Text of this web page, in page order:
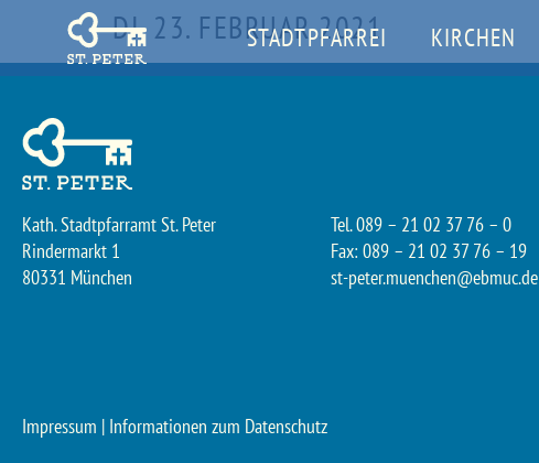
STADTPFARREI KIRCHEN
DI. 23. FEBRUAR 2021
Kath. Stadtpfarramt St. Peter
Rindermarkt 1
80331 München
Tel. 089 – 21 02 37 76 – 0
Fax: 089 – 21 02 37 76 – 19
st-peter.muenchen@ebmuc.de
Impressum | Informationen zum Datenschutz